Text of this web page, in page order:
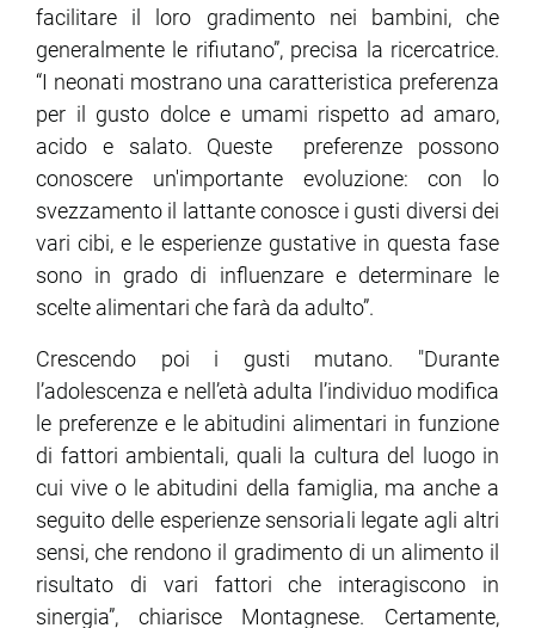
facilitare il loro gradimento nei bambini, che
generalmente le rifiutano”, precisa la ricercatrice.
“I neonati mostrano una caratteristica preferenza
per il gusto dolce e umami rispetto ad amaro,
acido e salato. Queste preferenze possono
conoscere un'importante evoluzione: con lo
svezzamento il lattante conosce i gusti diversi dei
vari cibi, e le esperienze gustative in questa fase
sono in grado di influenzare e determinare le
scelte alimentari che farà da adulto”.
Crescendo poi i gusti mutano. "Durante
l’adolescenza e nell’età adulta l’individuo modifica
le preferenze e le abitudini alimentari in funzione
di fattori ambientali, quali la cultura del luogo in
cui vive o le abitudini della famiglia, ma anche a
seguito delle esperienze sensoriali legate agli altri
sensi, che rendono il gradimento di un alimento il
risultato di vari fattori che interagiscono in
sinergia”, chiarisce Montagnese. Certamente,